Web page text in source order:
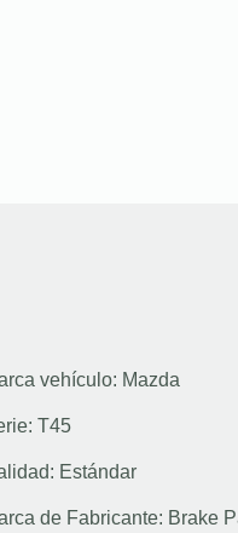
vehículo: Mazda
T45
Estándar
de Fabricante: Brake